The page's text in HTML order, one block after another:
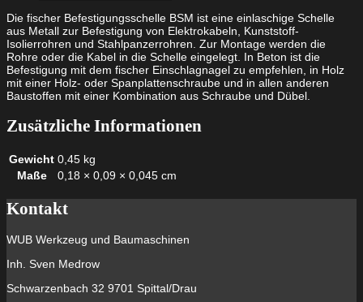
Die fischer Befestigungsschelle BSM ist eine einlaschige Schelle
aus Metall zur Befestigung von Elektrokabeln, Kunststoff-
Isolierrohren und Stahlpanzerrohren. Zur Montage werden die
Rohre oder die Kabel in die Schelle eingelegt. In Beton ist die
Befestigung mit dem fischer Einschlagnagel zu empfehlen, in Holz
mit einer Holz- oder Spanplattenschraube und in allen anderen
Baustoffen mit einer Kombination aus Schraube und Dübel.
Zusätzliche Informationen
Gewicht 0,45 kg
Maße
0,18 × 0,09 × 0,045 cm
Kontakt
WUB Werkzeug und Baumaschinen
Inh. Sven Medrow
Schwarzenbach 32 9701 Spittal/Drau